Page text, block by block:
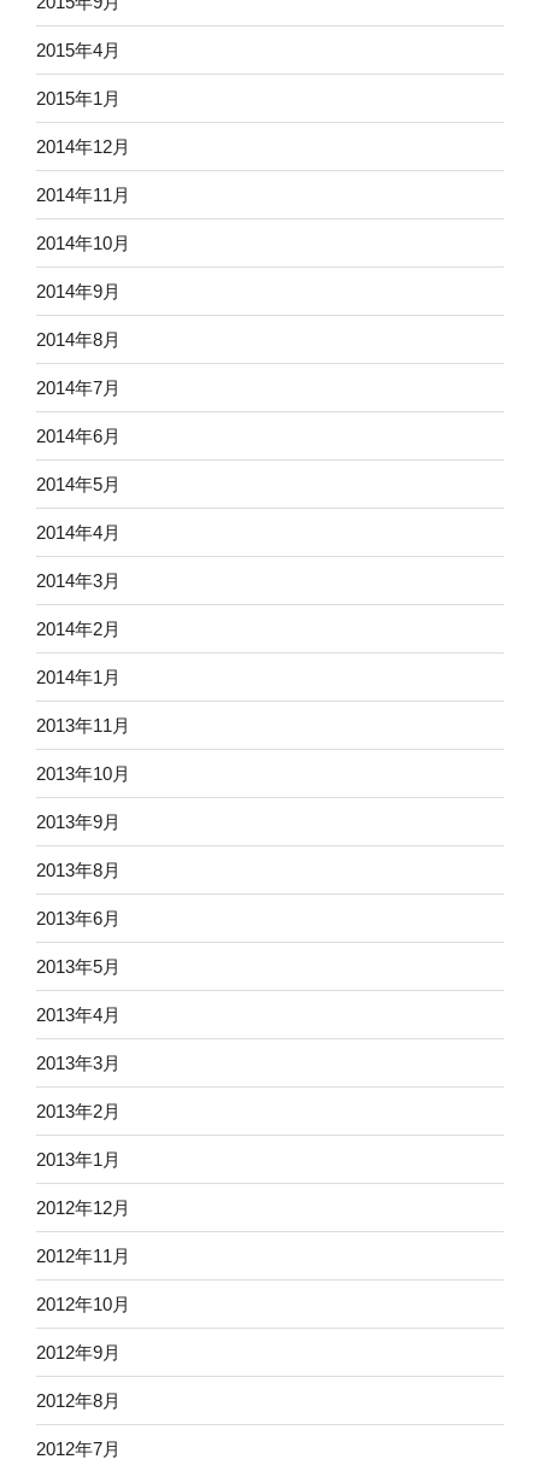
2015年4月
2015年1月
2014年12月
2014年11月
2014年10月
2014年9月
2014年8月
2014年7月
2014年6月
2014年5月
2014年4月
2014年3月
2014年2月
2014年1月
2013年11月
2013年10月
2013年9月
2013年8月
2013年6月
2013年5月
2013年4月
2013年3月
2013年2月
2013年1月
2012年12月
2012年11月
2012年10月
2012年9月
2012年8月
2012年7月